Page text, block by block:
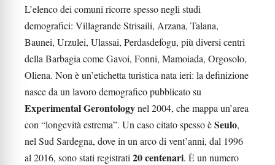
L’elenco dei comuni ricorre spesso negli studi
demografici: Villagrande Strisaili, Arzana, Talana,
Baunei, Urzulei, Ulassai, Perdasdefogu, più diversi centri
della Barbagia come Gavoi, Fonni, Mamoiada, Orgosolo,
Oliena. Non è un’etichetta turistica nata ieri: la definizione
nasce da un lavoro demografico pubblicato su
Experimental Gerontologynel 2004, che mappa un’area
con “longevità estrema”. Un caso citato spesso èSeulo,
nel Sud Sardegna, dove in un arco di vent’anni, dal 1996
al 2016, sono stati registrati 20 centenari. È un numero